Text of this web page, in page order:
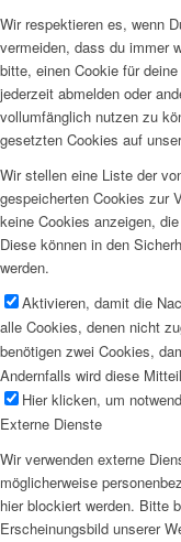
Wir respektieren es, wenn
vermeiden, dass du immer
bitte, einen Cookie für
jederzeit abmelden oder
vollumfänglich nutzen zu
gesetzten Cookies auf
Wir stellen eine Liste der
gespeicherten Cookies zur
keine Cookies anzeigen,
Diese können in den
werden.
Aktivieren, damit die
alle Cookies, denen nicht
benötigen zwei Cookies,
Andernfalls wird diese
Hier klicken, um
Externe Dienste
Wir verwenden externe
möglicherweise
hier blockiert werden. Bitte
Erscheinungsbild unserer